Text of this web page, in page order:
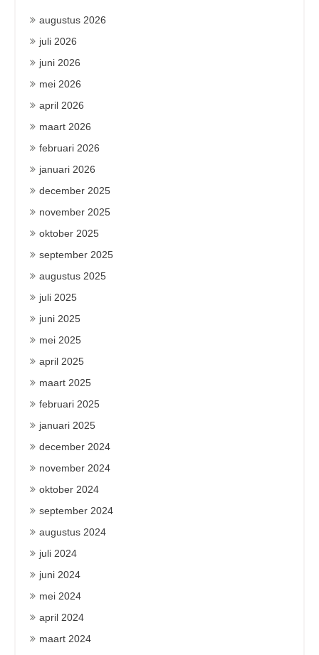
augustus 2026
juli 2026
juni 2026
mei 2026
april 2026
maart 2026
februari 2026
januari 2026
december 2025
november 2025
oktober 2025
september 2025
augustus 2025
juli 2025
juni 2025
mei 2025
april 2025
maart 2025
februari 2025
januari 2025
december 2024
november 2024
oktober 2024
september 2024
augustus 2024
juli 2024
juni 2024
mei 2024
april 2024
maart 2024